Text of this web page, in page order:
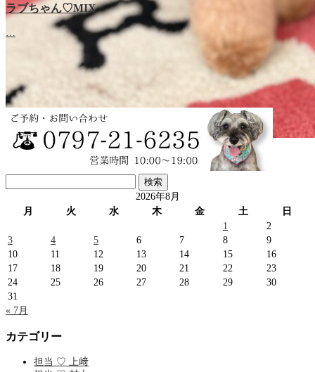
ラブちゃん♡プードル
直次郎ちゃん♡プードル
ラブちゃん♡MIX
索:
2026年8月
月
火 水 木 金 土
日
1
2
3
4 5 6 7 8
9
10
11 12 13 14 15
16
17
18 19 20 21 22
23
24
25 26 27 28 29
30
31
« 7月
カテゴリー
担当 ♡ 上﨑